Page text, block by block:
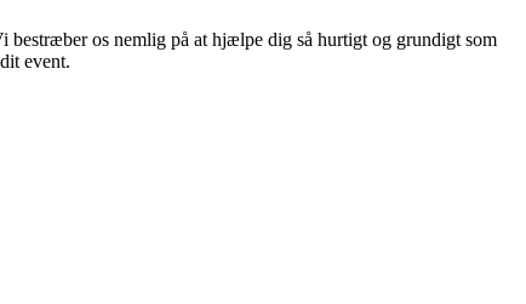
bestræber os nemlig på at hjælpe dig så hurtigt og grundigt som
event.